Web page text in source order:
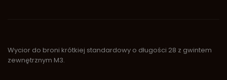
Wycior do broni krótkiej standardowy o długości 28 z gwintem
zewnętrznym M3.